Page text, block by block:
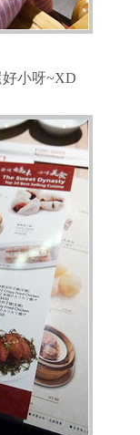
小呀~XD